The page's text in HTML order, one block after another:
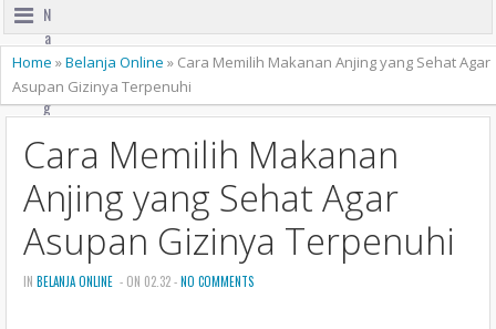
N
a
v
i
g
t
o
Home »Belanja Online » Cara Memilih Makanan Anjing yang Sehat Agar
Asupan Gizinya Terpenuhi
Cara Memilih Makanan
Anjing yang Sehat Agar
Asupan Gizinya Terpenuhi
IN BELANJA ONLINE - ON 02.32 -NO COMMENTS